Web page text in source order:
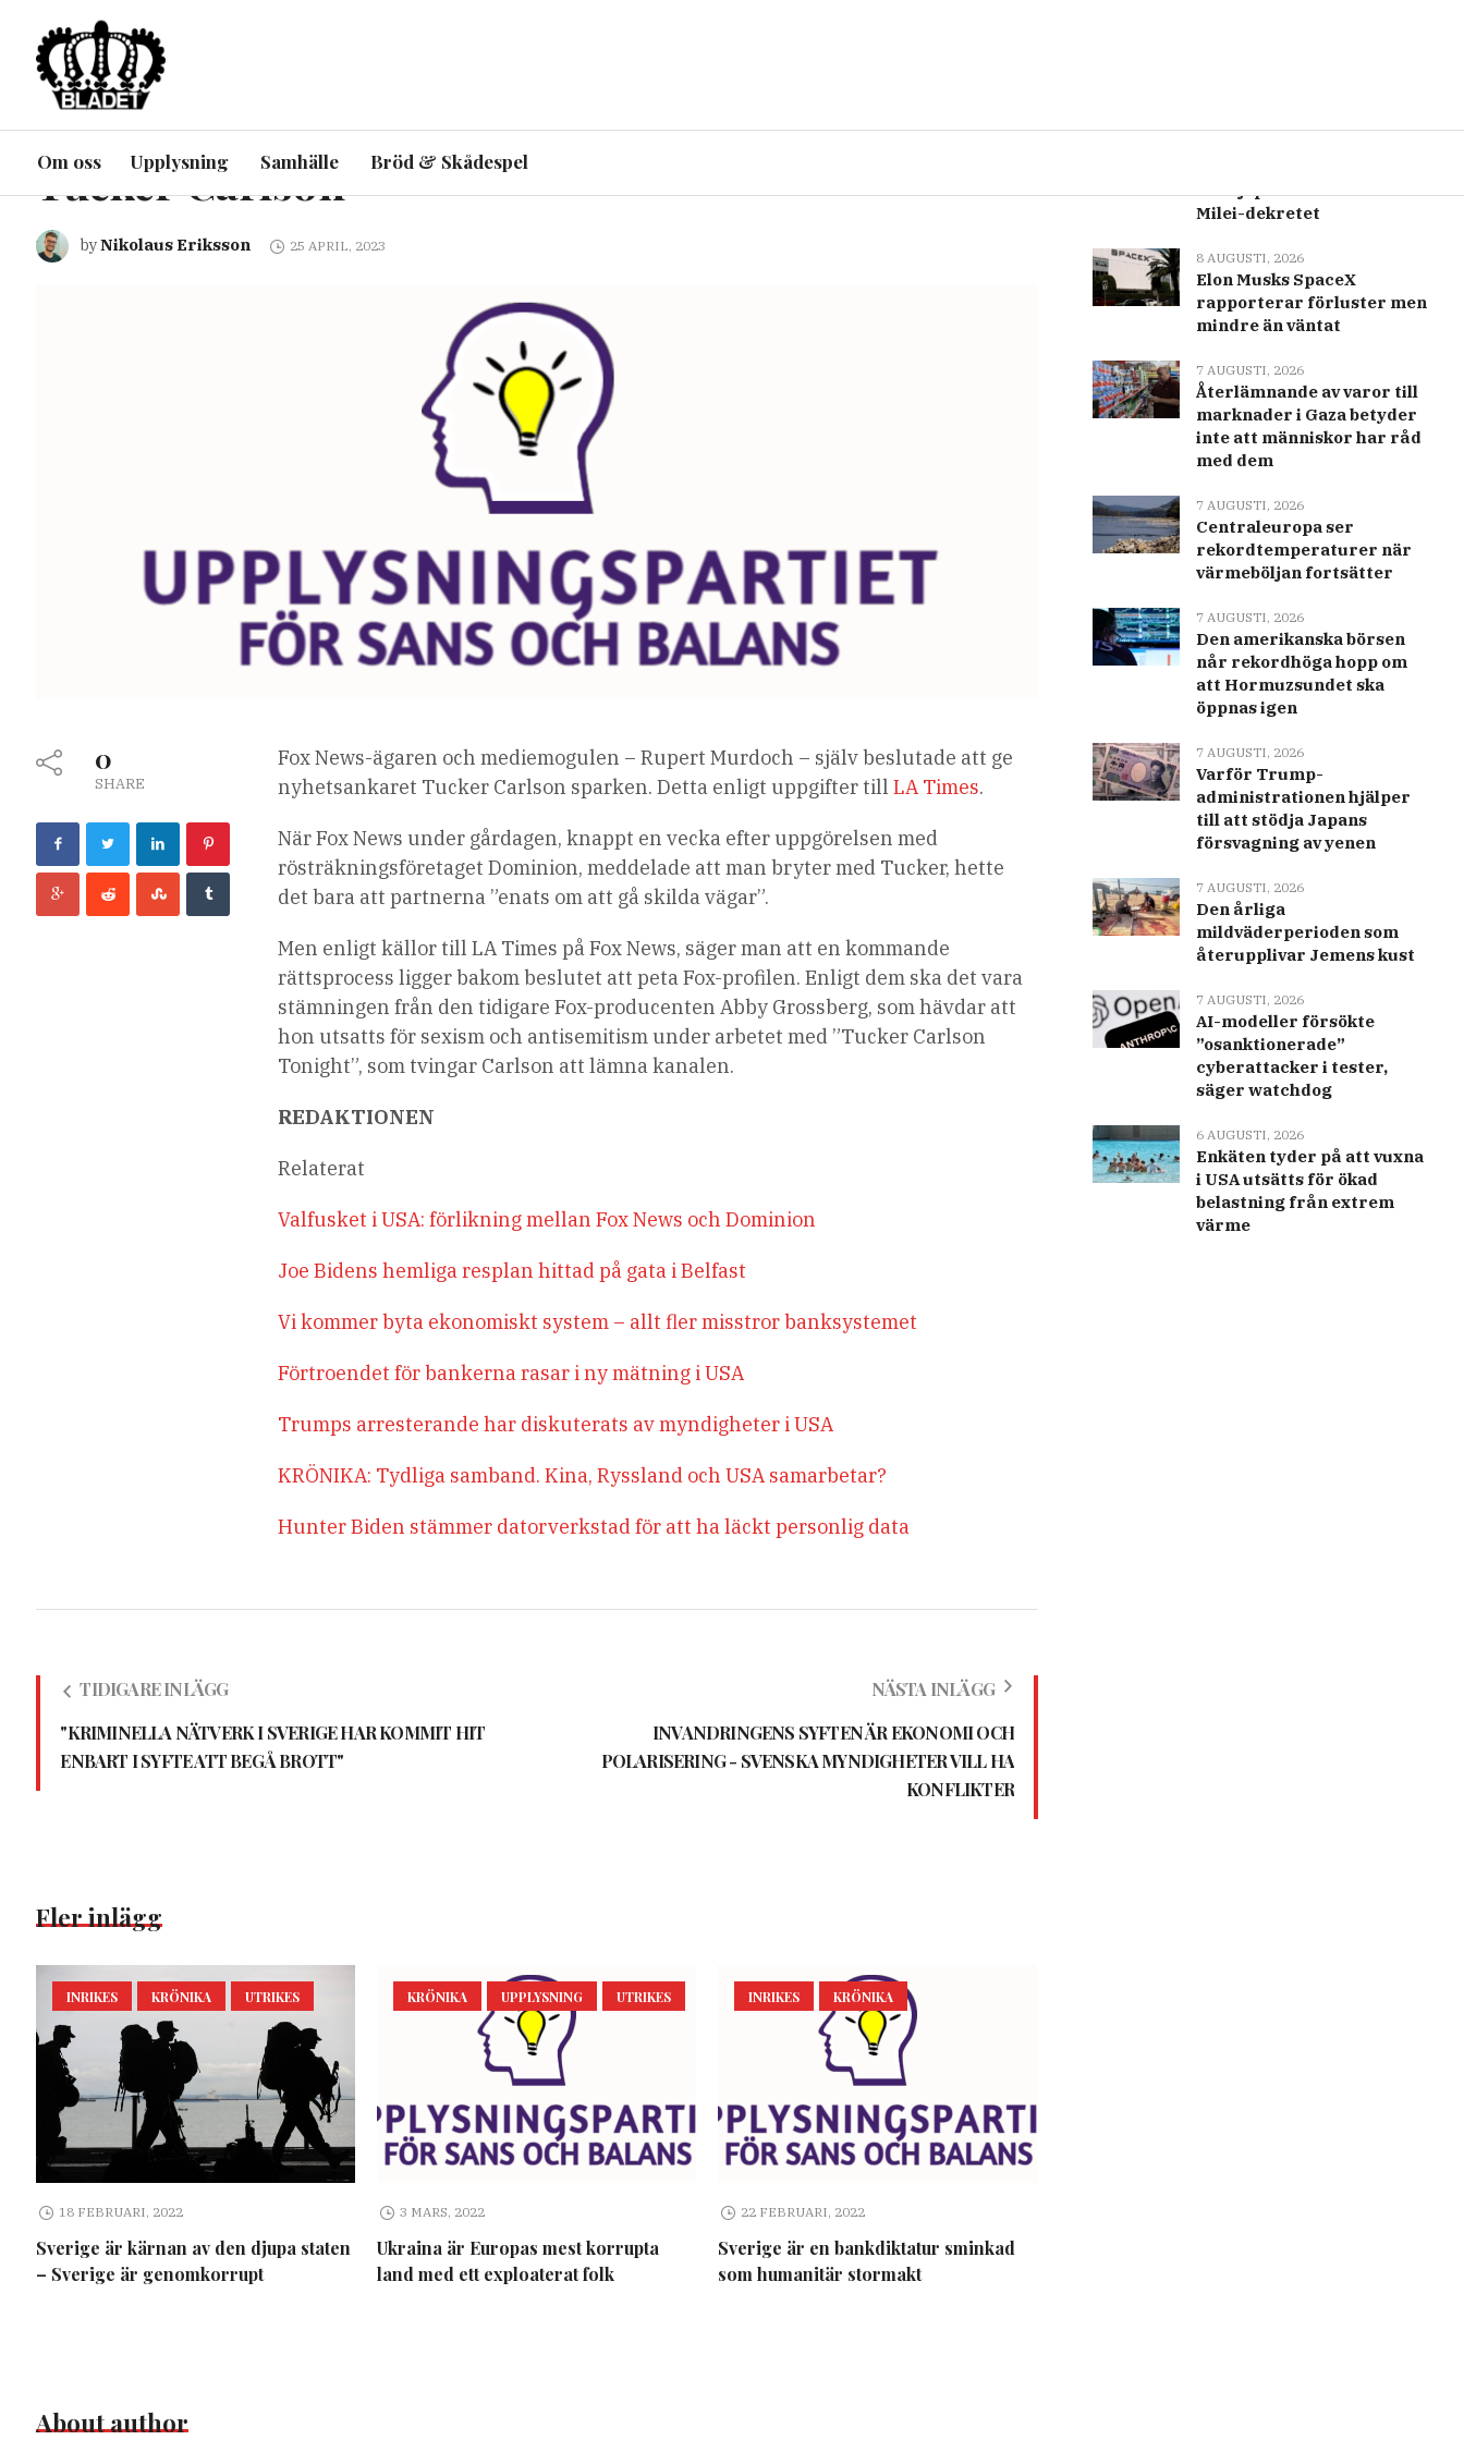
Om oss Upplysning Samhälle Bröd & Skådespel
ARTIKEL UPPLYSNING
Fox News-ägaren Rupert Murdoch sparkade
Tucker Carlson
byNikolaus Eriksson 25 APRIL, 2023
0
SHARE
Fox News-ägaren och mediemogulen – Rupert Murdoch – själv beslutade att ge
nyhetsankaret Tucker Carlson sparken. Detta enligt uppgifter tillLA Times.
När Fox News under gårdagen, knappt en vecka efter uppgörelsen med
rösträkningsföretaget Dominion, meddelade att man bryter med Tucker, hette
det bara att partnerna ”enats om att gå skilda vägar”.
Men enligt källor till LA Times på Fox News, säger man att en kommande
rättsprocess ligger bakom beslutet att peta Fox-profilen. Enligt dem ska det vara
stämningen från den tidigare Fox-producenten Abby Grossberg, som hävdar att
hon utsatts för sexism och antisemitism under arbetet med ”Tucker Carlson
Tonight”, som tvingar Carlson att lämna kanalen.
REDAKTIONEN
Relaterat
Valfusket i USA: förlikning mellan Fox News och Dominion
Joe Bidens hemliga resplan hittad på gata i Belfast
Vi kommer byta ekonomiskt system – allt fler misstror banksystemet
Förtroendet för bankerna rasar i ny mätning i USA
Trumps arresterande har diskuterats av myndigheter i USA
KRÖNIKA: Tydliga samband. Kina, Ryssland och USA samarbetar?
Hunter Biden stämmer datorverkstad för att ha läckt personlig data
TIDIGARE INLÄGG
"KRIMINELLA NÄTVERK I SVERIGE HAR KOMMIT HIT
ENBART I SYFTE ATT BEGÅ BROTT"
NÄSTA INLÄGG
INVANDRINGENS SYFTEN ÄR EKONOMI OCH
POLARISERING - SVENSKA MYNDIGHETER VILL HA
KONFLIKTER
Fler inlägg
INRIKES KRÖNIKA UTRIKES
18 FEBRUARI, 2022
Sverige är kärnan av den djupa staten
– Sverige är genomkorrupt
KRÖNIKA UPPLYSNING UTRIKES
3 MARS, 2022
Ukraina är Europas mest korrupta
land med ett exploaterat folk
INRIKES KRÖNIKA
22 FEBRUARI, 2022
Sverige är en bankdiktatur sminkad
som humanitär stormakt
About author
när sjöpiloter slår till mot
Milei-dekretet
8 AUGUSTI, 2026
Elon Musks SpaceX
rapporterar förluster men
mindre än väntat
7 AUGUSTI, 2026
Återlämnande av varor till
marknader i Gaza betyder
inte att människor har råd
med dem
7 AUGUSTI, 2026
Centraleuropa ser
rekordtemperaturer när
värmeböljan fortsätter
7 AUGUSTI, 2026
Den amerikanska börsen
når rekordhöga hopp om
att Hormuzsundet ska
öppnas igen
7 AUGUSTI, 2026
Varför Trump-
administrationen hjälper
till att stödja Japans
försvagning av yenen
7 AUGUSTI, 2026
Den årliga
mildväderperioden som
återupplivar Jemens kust
7 AUGUSTI, 2026
AI-modeller försökte
”osanktionerade”
cyberattacker i tester,
säger watchdog
6 AUGUSTI, 2026
Enkäten tyder på att vuxna
i USA utsätts för ökad
belastning från extrem
värme